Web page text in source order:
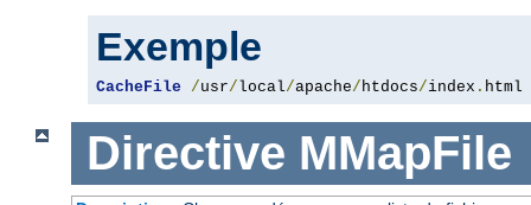
Exemple
CacheFile /usr/local/apache/htdocs/index . html
Directive MMapFile